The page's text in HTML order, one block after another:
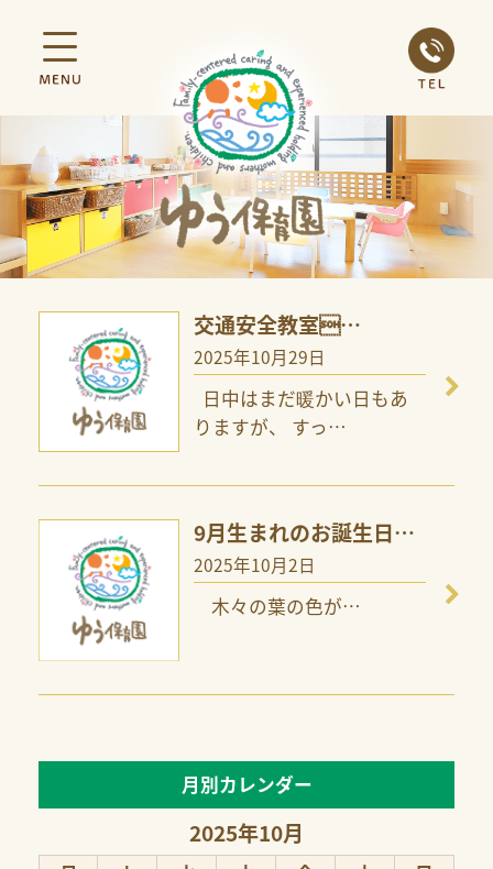
交通安全教室…
2025年10月29日
日中はまだ暖かい日もあ
りますが、 すっ…
9月生まれのお誕生日…
2025年10月2日
木々の葉の色が…
月別カレンダー
2025年10月